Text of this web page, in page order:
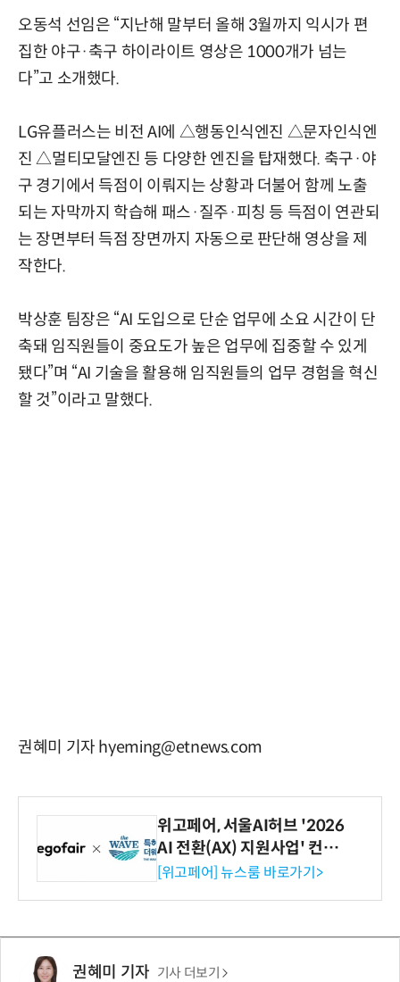
오동석 선임은 “지난해 말부터 올해 3월까지 익시가 편
집한 야구·축구 하이라이트 영상은 1000개가 넘는
다”고 소개했다.
LG유플러스는 비전 AI에 △행동인식엔진 △문자인식엔
진 △멀티모달엔진 등 다양한 엔진을 탑재했다. 축구·야
구 경기에서 득점이 이뤄지는 상황과 더불어 함께 노출
되는 자막까지 학습해 패스·질주·피칭 등 득점이 연관되
는 장면부터 득점 장면까지 자동으로 판단해 영상을 제
작한다.
박상훈 팀장은 “AI 도입으로 단순 업무에 소요 시간이 단
축돼 임직원들이 중요도가 높은 업무에 집중할 수 있게
됐다”며 “AI 기술을 활용해 임직원들의 업무 경험을 혁신
할 것”이라고 말했다.
권혜미 기자 hyeming@etnews.com
위고페어, 서울AI허브 '2026
AI 전환(AX) 지원사업' 컨소
시엄 선정
[위고페어] 뉴스룸 바로가기>
권혜미 기자 기사 더보기